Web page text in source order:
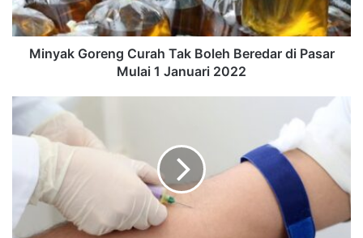
Minyak Goreng Curah Tak Boleh Beredar di Pasar
Mulai 1 Januari 2022